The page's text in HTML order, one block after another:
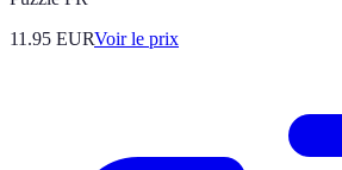
11.95 EURVoir le prix